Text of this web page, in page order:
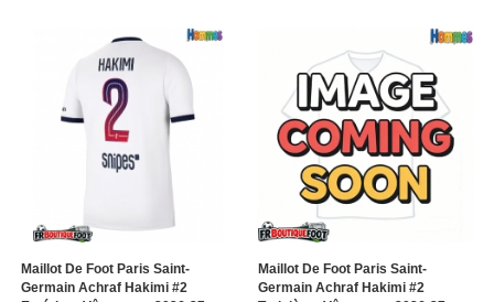
Maillot De Foot Paris Saint-
Germain Achraf Hakimi #2
Maillot De Foot Paris Saint-
Germain Achraf Hakimi #2